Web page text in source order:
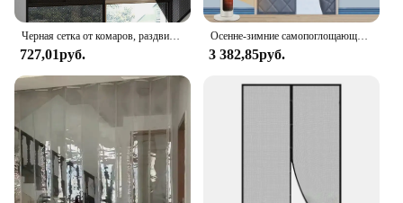
Черная сетка от комаров, раздвижная занавеска, Невидимая сетка из марли на молнии, не перфорированная, самоклеящаяся
727,01руб.
Осенне-зимние самопоглощающие хлопковые домашние утолщенные дверные шторы, термоизоляционные перегородки, антихолодные занавески для гостиной
3 382,85руб.